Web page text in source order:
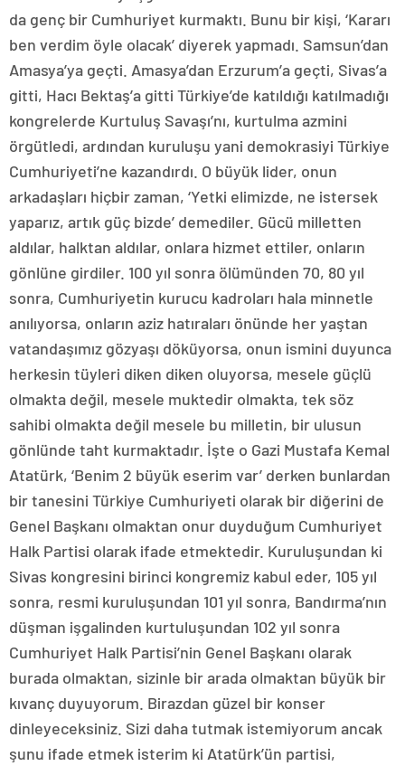
da genç bir Cumhuriyet kurmaktı. Bunu bir kişi, ‘Kararı
ben verdim öyle olacak’ diyerek yapmadı. Samsun’dan
Amasya’ya geçti. Amasya’dan Erzurum’a geçti, Sivas’a
gitti, Hacı Bektaş’a gitti Türkiye’de katıldığı katılmadığı
kongrelerde Kurtuluş Savaşı’nı, kurtulma azmini
örgütledi, ardından kuruluşu yani demokrasiyi Türkiye
Cumhuriyeti’ne kazandırdı. O büyük lider, onun
arkadaşları hiçbir zaman, ‘Yetki elimizde, ne istersek
yaparız, artık güç bizde’ demediler. Gücü milletten
aldılar, halktan aldılar, onlara hizmet ettiler, onların
gönlüne girdiler. 100 yıl sonra ölümünden 70, 80 yıl
sonra, Cumhuriyetin kurucu kadroları hala minnetle
anılıyorsa, onların aziz hatıraları önünde her yaştan
vatandaşımız gözyaşı döküyorsa, onun ismini duyunca
herkesin tüyleri diken diken oluyorsa, mesele güçlü
olmakta değil, mesele muktedir olmakta, tek söz
sahibi olmakta değil mesele bu milletin, bir ulusun
gönlünde taht kurmaktadır. İşte o Gazi Mustafa Kemal
Atatürk, ‘Benim 2 büyük eserim var’ derken bunlardan
bir tanesini Türkiye Cumhuriyeti olarak bir diğerini de
Genel Başkanı olmaktan onur duyduğum Cumhuriyet
Halk Partisi olarak ifade etmektedir. Kuruluşundan ki
Sivas kongresini birinci kongremiz kabul eder, 105 yıl
sonra, resmi kuruluşundan 101 yıl sonra, Bandırma’nın
düşman işgalinden kurtuluşundan 102 yıl sonra
Cumhuriyet Halk Partisi’nin Genel Başkanı olarak
burada olmaktan, sizinle bir arada olmaktan büyük bir
kıvanç duyuyorum. Birazdan güzel bir konser
dinleyeceksiniz. Sizi daha tutmak istemiyorum ancak
şunu ifade etmek isterim ki Atatürk’ün partisi,